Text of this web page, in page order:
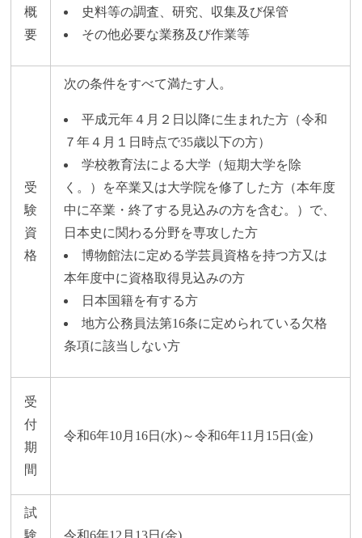
概
要
史料等の調査、研究、収集及び保管
その他必要な業務及び作業等
受
験
資
格
次の条件をすべて満たす人。
平成元年４月２日以降に生まれた方（令和
７年４月１日時点で35歳以下の方）
学校教育法による大学（短期大学を除
く。）を卒業又は大学院を修了した方（本年度
中に卒業・終了する見込みの方を含む。）で、
日本史に関わる分野を専攻した方
博物館法に定める学芸員資格を持つ方又は
本年度中に資格取得見込みの方
日本国籍を有する方
地方公務員法第16条に定められている欠格
条項に該当しない方
受
付
期
間
令和6年10月16日(水)～令和6年11月15日(金)
試
験
令和6年12月13日(金)